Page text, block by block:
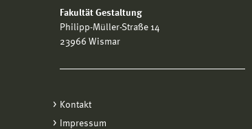
Fakultät Gestaltung
Philipp-Müller-Straße 14
23966 Wismar
Kontakt
Impressum